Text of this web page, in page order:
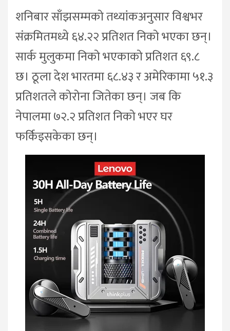
शनिबार साँझसम्मको तथ्यांकअनुसार विश्वभर
संक्रमितमध्ये ६४.२२ प्रतिशत निको भएका छन्।
सार्क मुलुकमा निको भएकाको प्रतिशत ६९.८
छ। ठूला देश भारतमा ६८.४३ र अमेरिकामा ५१.३
प्रतिशतले कोरोना जितेका छन्। जब कि
नेपालमा ७२.२ प्रतिशत निको भएर घर
फर्किइसकेका छन्।